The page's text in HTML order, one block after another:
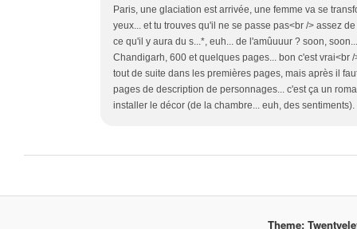
Paris, une glaciation est arrivée, une femme va se
yeux... et tu trouves qu'il ne se passe pas<br /> assez
ce qu'il y aura du s...*, euh... de l'amûuuur ? soon,
Chandigarh, 600 et quelques pages... bon c'est vrai<br
tout de suite dans les premières pages, mais après il
pages de description de personnages... c'est ça un
installer le décor (de la chambre... euh, des sentiments).
Theme: